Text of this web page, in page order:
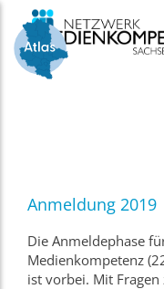
Skip
content
Anmeldung 2019
Die Anmeldephase
Medienkompetenz
ist vorbei. Mit